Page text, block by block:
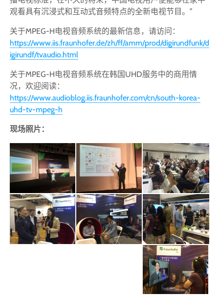
观看具有沉浸式和互动式音频特点的全新电视节目。”
关于MPEG-H电视音频系统的最新信息，请访问：
https://www.iis.fraunhofer.de/zh/ff/amm/prod/digirundfunk/d
igirundf/tvaudio.html
关于MPEG-H电视音频系统在韩国UHD服务中的商用情
况，欢迎阅读：
https://www.audioblog.iis.fraunhofer.com/cn/south-korea-
uhd-tv-mpeg-h
现场照片：